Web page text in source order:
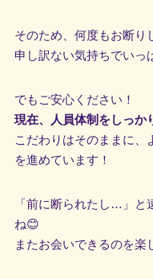
そのため、何度もお断り
申し訳ない気持ちでいっ
でもご安心ください！
現在、人員体制をしっか
こだわりはそのままに、
を進めています！
「前に断られたし…」と
ね😊
またお会いできるのを楽